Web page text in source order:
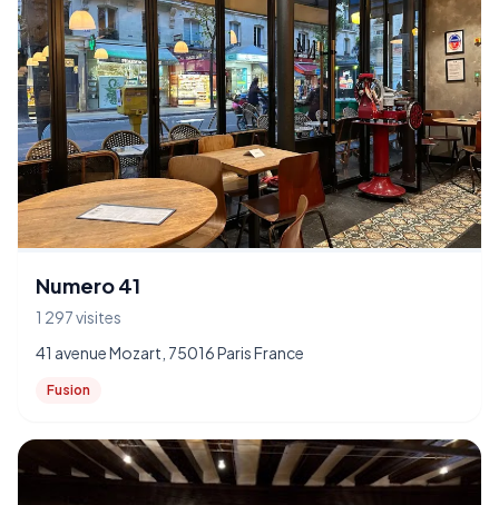
Numero 41
1 297 visites
41 avenue Mozart, 75016 Paris France
Fusion